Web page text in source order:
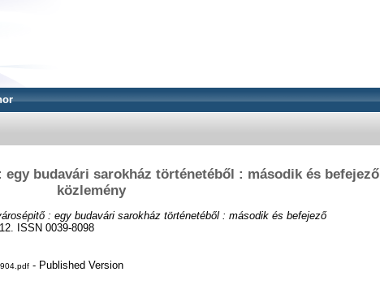
budavári sarokház történetéből : második és befejező
közlemény
: egy budavári sarokház történetéből : második és befejező
ISSN 0039-8098
- Published Version